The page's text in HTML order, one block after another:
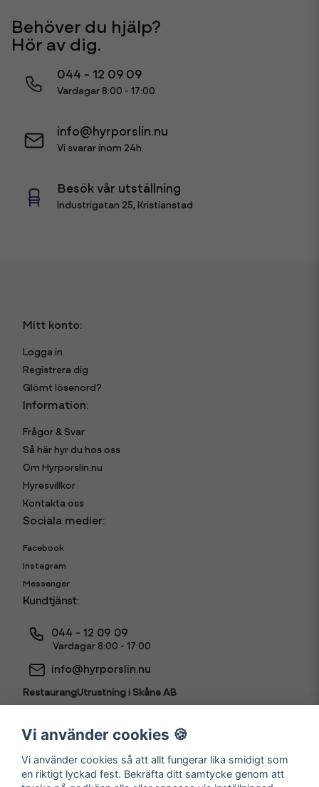
Behöver du hjälp?
Hör av dig.
044 - 12 09 09
Vardagar 8:00 - 17:00
info@hyrporslin.nu
Vi svarar inom 24h.
Besök vår utställning
Industrigatan 25, Kristianstad
Mitt konto:
Logga in
Registrera dig
Glömt lösenord?
Information:
Frågor & Svar
Så här hyr du hos oss
Om Hyrporslin.nu
Hyresvillkor
Kontakta oss
Sociala medier:
Facebook
Instagram
Messenger
Kundtjänst:
044 - 12 09 09
Vardagar 8:00 - 17:00
info@hyrporslin.nu
RestaurangUtrustning i Skåne AB
Hyr som
Vi använder cookies 🍪
Vi använder cookies så att allt fungerar lika smidigt som
en riktigt lyckad fest. Bekräfta ditt samtycke genom att